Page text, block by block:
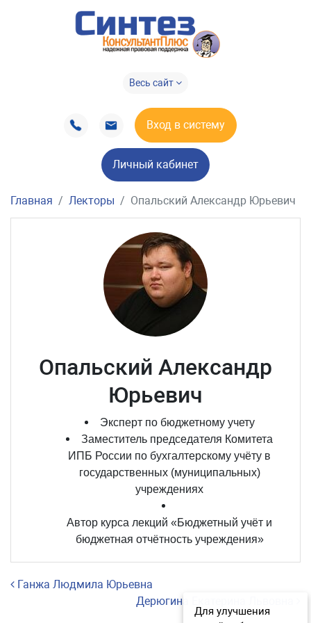
Весь сайт
Вход в систему
Личный кабинет
Главная Лекторы Опальский Александр Юрьевич
Опальский Александр
Юрьевич
Эксперт по бюджетному учету
Заместитель председателя Комитета
ИПБ России по бухгалтерскому учёту в
государственных (муниципальных)
учреждениях
Автор курса лекций «Бюджетный учёт и
бюджетная отчётность учреждения»
Навигация по записям
Ганжа Людмила Юрьевна
Дерюгина Екатерина Львовна
Для улучшения